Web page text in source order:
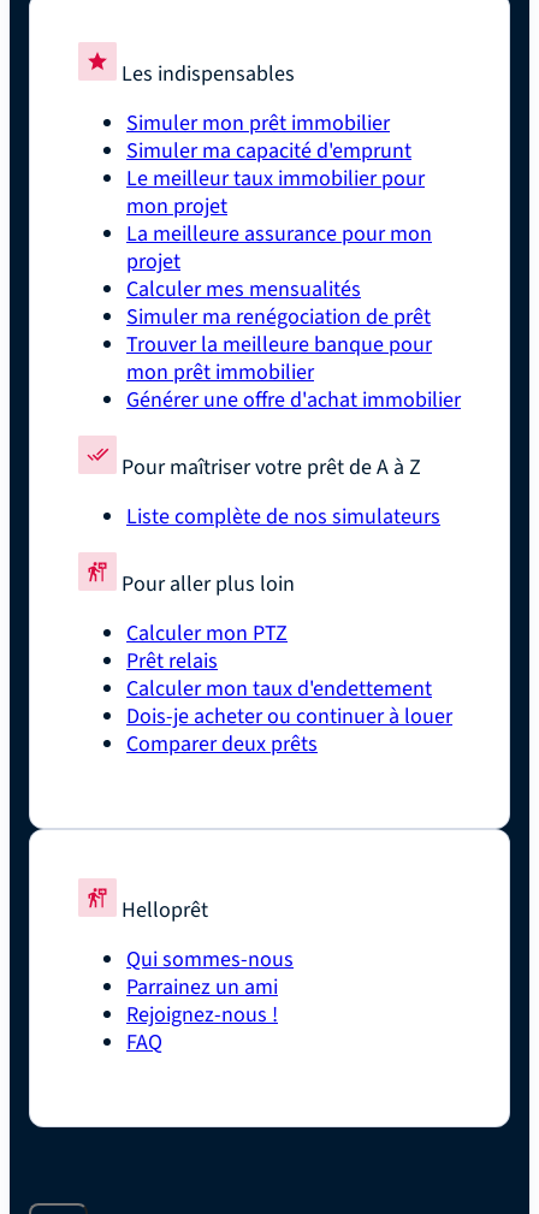
Les indispensables
Simuler mon prêt immobilier
Simuler ma capacité d'emprunt
Le meilleur taux immobilier pour
mon projet
La meilleure assurance pour mon
projet
Calculer mes mensualités
Simuler ma renégociation de prêt
Trouver la meilleure banque pour
mon prêt immobilier
Générer une offre d'achat immobilier
Pour maîtriser votre prêt de A à Z
Liste complète de nos simulateurs
Pour aller plus loin
Calculer mon PTZ
Prêt relais
Calculer mon taux d'endettement
Dois-je acheter ou continuer à louer
Comparer deux prêts
Helloprêt
Qui sommes-nous
Parrainez un ami
Rejoignez-nous !
FAQ